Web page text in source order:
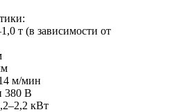
т (в зависимости от
м/мин
380 В
кВт